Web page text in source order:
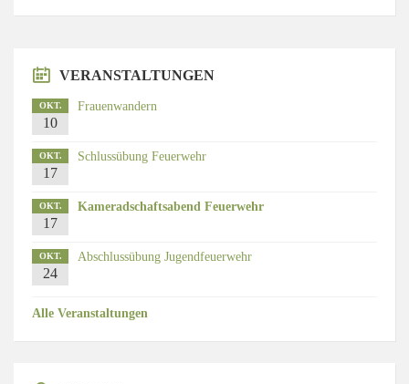
VERANSTALTUNGEN
OKT.
10
Frauenwandern
OKT.
17
Schlussübung Feuerwehr
OKT.
17
Kameradschaftsabend Feuerwehr
OKT.
24
Abschlussübung Jugendfeuerwehr
Alle Veranstaltungen